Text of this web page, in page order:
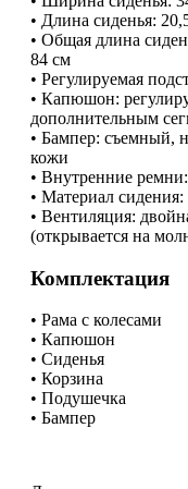
• Длина сиденья:
• Общая длина
84 см
• Регулируемая
• Капюшон:
дополнительным
• Бампер: съемный,
кожи
• Внутренние
• Материал
• Вентиляция:
(открывается на
Комплектация
• Рама с колесами
• Капюшон
• Сиденья
• Корзина
• Подушечка
• Бампер